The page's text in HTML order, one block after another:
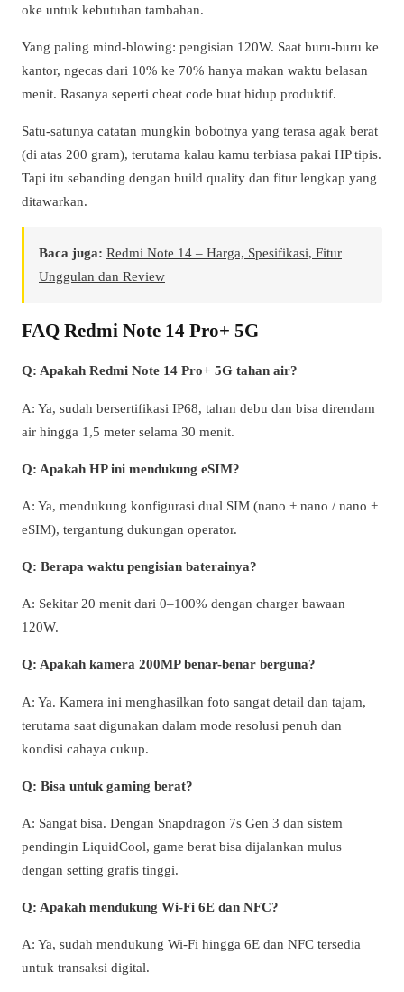
oke untuk kebutuhan tambahan.
Yang paling mind-blowing: pengisian 120W. Saat buru-buru ke
kantor, ngecas dari 10% ke 70% hanya makan waktu belasan
menit. Rasanya seperti cheat code buat hidup produktif.
Satu-satunya catatan mungkin bobotnya yang terasa agak berat
(di atas 200 gram), terutama kalau kamu terbiasa pakai HP tipis.
Tapi itu sebanding dengan build quality dan fitur lengkap yang
ditawarkan.
Baca juga: Redmi Note 14 – Harga, Spesifikasi, Fitur
Unggulan dan Review
FAQ Redmi Note 14 Pro+ 5G
Q: Apakah Redmi Note 14 Pro+ 5G tahan air?
A: Ya, sudah bersertifikasi IP68, tahan debu dan bisa direndam
air hingga 1,5 meter selama 30 menit.
Q: Apakah HP ini mendukung eSIM?
A: Ya, mendukung konfigurasi dual SIM (nano + nano / nano +
eSIM), tergantung dukungan operator.
Q: Berapa waktu pengisian baterainya?
A: Sekitar 20 menit dari 0–100% dengan charger bawaan
120W.
Q: Apakah kamera 200MP benar-benar berguna?
A: Ya. Kamera ini menghasilkan foto sangat detail dan tajam,
terutama saat digunakan dalam mode resolusi penuh dan
kondisi cahaya cukup.
Q: Bisa untuk gaming berat?
A: Sangat bisa. Dengan Snapdragon 7s Gen 3 dan sistem
pendingin LiquidCool, game berat bisa dijalankan mulus
dengan setting grafis tinggi.
Q: Apakah mendukung Wi-Fi 6E dan NFC?
A: Ya, sudah mendukung Wi-Fi hingga 6E dan NFC tersedia
untuk transaksi digital.